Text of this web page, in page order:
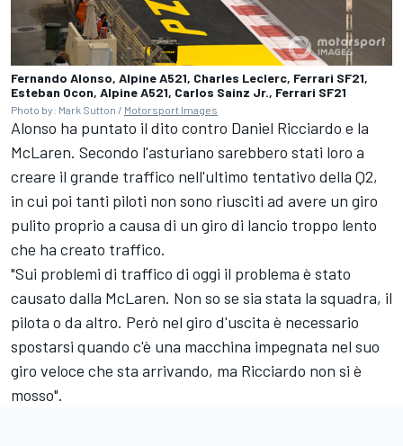
Fernando Alonso, Alpine A521, Charles Leclerc, Ferrari SF21,
Esteban Ocon, Alpine A521, Carlos Sainz Jr., Ferrari SF21
Photo by: Mark Sutton / Motorsport Images
Alonso ha puntato il dito contro Daniel Ricciardo e la
McLaren. Secondo l'asturiano sarebbero stati loro a
creare il grande traffico nell'ultimo tentativo della Q2,
in cui poi tanti piloti non sono riusciti ad avere un giro
pulito proprio a causa di un giro di lancio troppo lento
che ha creato traffico.
"Sui problemi di traffico di oggi il problema è stato
causato dalla McLaren. Non so se sia stata la squadra, il
pilota o da altro. Però nel giro d'uscita è necessario
spostarsi quando c'è una macchina impegnata nel suo
giro veloce che sta arrivando, ma Ricciardo non si è
mosso".